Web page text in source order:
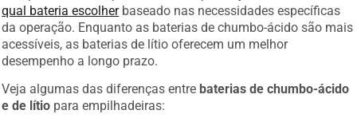
qual bateria escolherbaseado nas necessidades específicas
da operação. Enquanto as baterias de chumbo-ácido são mais
acessíveis, as baterias de lítio oferecem um melhor
desempenho a longo prazo.
Veja algumas das diferenças entre baterias de chumbo-ácido
e de lítio para empilhadeiras: